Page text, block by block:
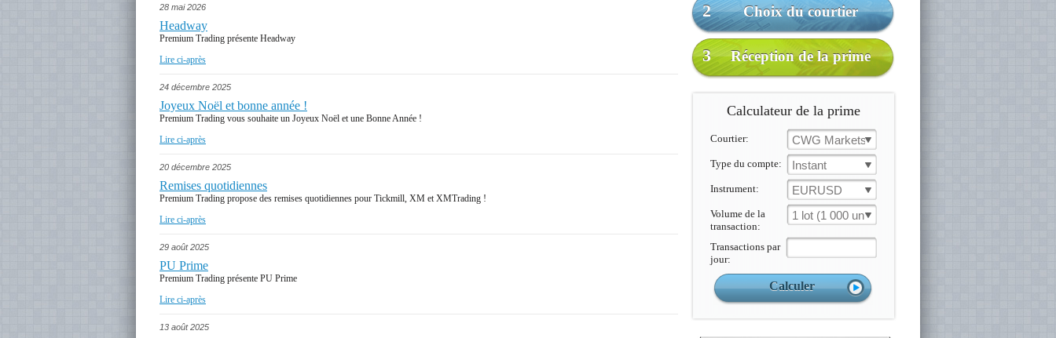
2 Choix du courtier
3 Réception de la prime
Calculateur de la prime
Courtier: CWG Markets
Type du compte: Instant
Instrument: EURUSD
Volume de la
transaction:
1 lot (1 000 un.)
Transactions par
jour:
28 mai 2026
Headway
Premium Trading présente Headway
Lire ci-après
24 décembre 2025
Joyeux Noël et bonne année !
Premium Trading vous souhaite un Joyeux Noël et une Bonne Année !
Lire ci-après
20 décembre 2025
Remises quotidiennes
Premium Trading propose des remises quotidiennes pour Tickmill, XM et XMTrading !
Lire ci-après
29 août 2025
PU Prime
Premium Trading présente PU Prime
Lire ci-après
13 août 2025